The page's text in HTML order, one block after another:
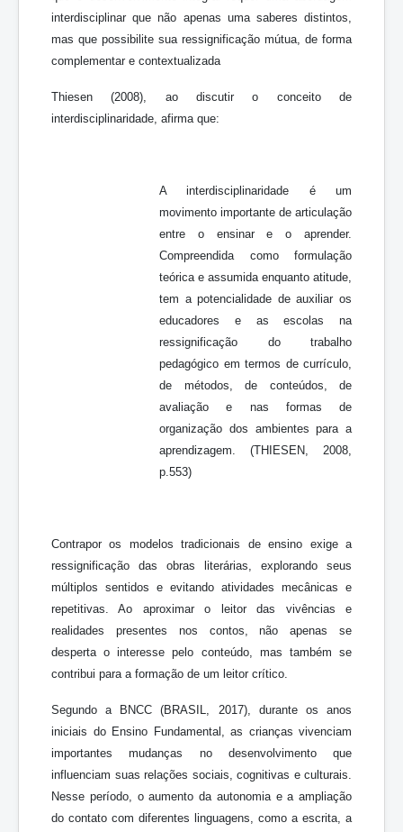
interdisciplinar que não apenas uma saberes distintos,
mas que possibilite sua ressignificação mútua, de forma
complementar e contextualizada
Thiesen (2008), ao discutir o conceito de
interdisciplinaridade, afirma que:
A interdisciplinaridade é um
movimento importante de articulação
entre o ensinar e o aprender.
Compreendida como formulação
teórica e assumida enquanto atitude,
tem a potencialidade de auxiliar os
educadores e as escolas na
ressignificação do trabalho
pedagógico em termos de currículo,
de métodos, de conteúdos, de
avaliação e nas formas de
organização dos ambientes para a
aprendizagem. (THIESEN, 2008,
p.553)
Contrapor os modelos tradicionais de ensino exige a
ressignificação das obras literárias, explorando seus
múltiplos sentidos e evitando atividades mecânicas e
repetitivas. Ao aproximar o leitor das vivências e
realidades presentes nos contos, não apenas se
desperta o interesse pelo conteúdo, mas também se
contribui para a formação de um leitor crítico.
Segundo a BNCC (BRASIL, 2017), durante os anos
iniciais do Ensino Fundamental, as crianças vivenciam
importantes mudanças no desenvolvimento que
influenciam suas relações sociais, cognitivas e culturais.
Nesse período, o aumento da autonomia e a ampliação
do contato com diferentes linguagens, como a escrita, a